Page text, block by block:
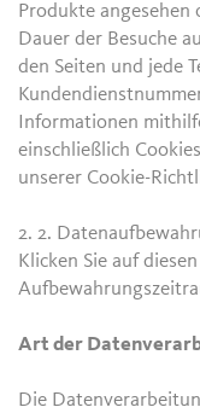
Produkte
Dauer der Besuche
den Seiten und jede
Informationen
einschließlich
unserer Cookie-
2. 2.
Klicken Sie auf diesen
Art der
Die